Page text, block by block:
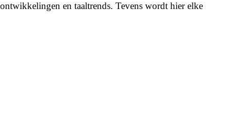
en taaltrends. Tevens wordt hier elke